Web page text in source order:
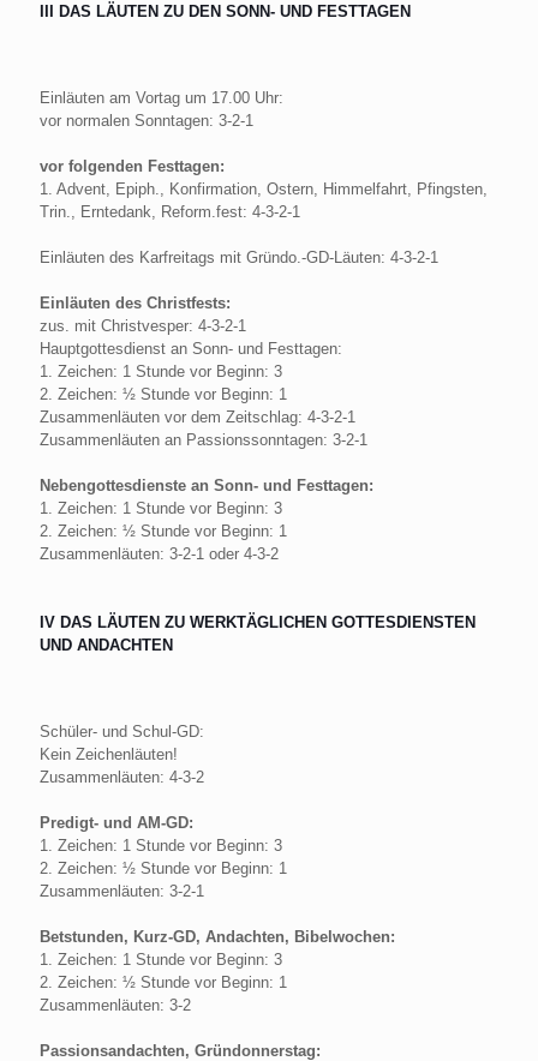
III DAS LÄUTEN ZU DEN SONN- UND FESTTAGEN
Einläuten am Vortag um 17.00 Uhr:
vor normalen Sonntagen: 3-2-1
vor folgenden Festtagen:
1. Advent, Epiph., Konfirmation, Ostern, Himmelfahrt, Pfingsten,
Trin., Erntedank, Reform.fest: 4-3-2-1
Einläuten des Karfreitags mit Gründo.-GD-Läuten: 4-3-2-1
Einläuten des Christfests:
zus. mit Christvesper: 4-3-2-1
Hauptgottesdienst an Sonn- und Festtagen:
1. Zeichen: 1 Stunde vor Beginn: 3
2. Zeichen: ½ Stunde vor Beginn: 1
Zusammenläuten vor dem Zeitschlag: 4-3-2-1
Zusammenläuten an Passionssonntagen: 3-2-1
Nebengottesdienste an Sonn- und Festtagen:
1. Zeichen: 1 Stunde vor Beginn: 3
2. Zeichen: ½ Stunde vor Beginn: 1
Zusammenläuten: 3-2-1 oder 4-3-2
IV DAS LÄUTEN ZU WERKTÄGLICHEN GOTTESDIENSTEN
UND ANDACHTEN
Schüler- und Schul-GD:
Kein Zeichenläuten!
Zusammenläuten: 4-3-2
Predigt- und AM-GD:
1. Zeichen: 1 Stunde vor Beginn: 3
2. Zeichen: ½ Stunde vor Beginn: 1
Zusammenläuten: 3-2-1
Betstunden, Kurz-GD, Andachten, Bibelwochen:
1. Zeichen: 1 Stunde vor Beginn: 3
2. Zeichen: ½ Stunde vor Beginn: 1
Zusammenläuten: 3-2
Passionsandachten, Gründonnerstag: